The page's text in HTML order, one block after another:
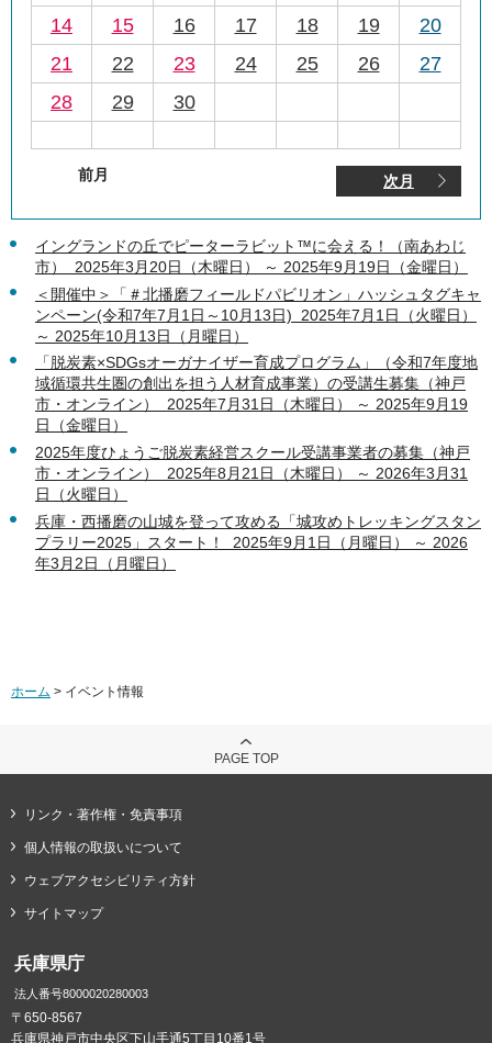
14
15 16 17 18 19
20
21
22 23 24 25 26
27
28
29 30
前月 次月
イングランドの丘でピーターラビット™に会える！（南あわじ
市） 2025年3月20日（木曜日） ～ 2025年9月19日（金曜日）
＜開催中＞「＃北播磨フィールドパビリオン」ハッシュタグキャ
ンペーン(令和7年7月1日～10月13日) 2025年7月1日（火曜日）
～ 2025年10月13日（月曜日）
「脱炭素×SDGsオーガナイザー育成プログラム」（令和7年度地
域循環共生圏の創出を担う人材育成事業）の受講生募集（神戸
市・オンライン） 2025年7月31日（木曜日） ～ 2025年9月19
日（金曜日）
2025年度ひょうご脱炭素経営スクール受講事業者の募集（神戸
市・オンライン） 2025年8月21日（木曜日） ～ 2026年3月31
日（火曜日）
兵庫・西播磨の山城を登って攻める「城攻めトレッキングスタン
プラリー2025」スタート！ 2025年9月1日（月曜日） ～ 2026
年3月2日（月曜日）
ホーム > イベント情報
PAGE TOP
リンク・著作権・免責事項
個人情報の取扱いについて
ウェブアクセシビリティ方針
サイトマップ
兵庫県庁
法人番号8000020280003
〒650-8567
兵庫県神戸市中央区下山手通5丁目10番1号